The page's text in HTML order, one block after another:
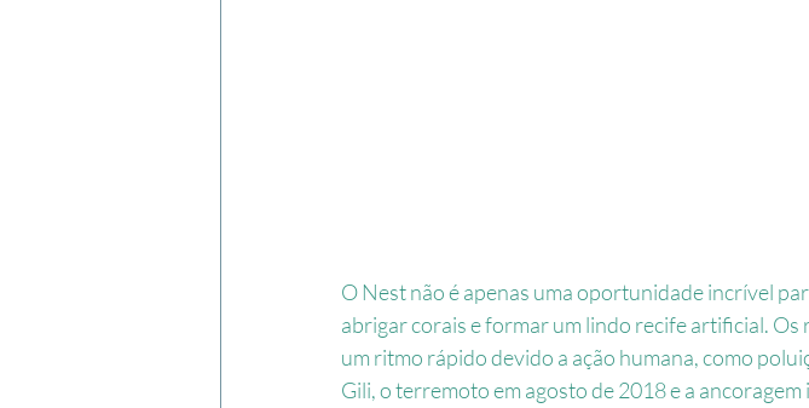
O Nest não é apenas uma oportunidade incrível
abrigar corais e formar um lindo recife artificial.
um ritmo rápido devido a ação humana, como
Gili, o terremoto em agosto de 2018 e a